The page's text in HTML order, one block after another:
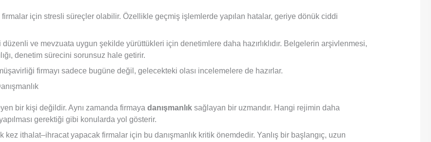
firmalar için stresli süreçler olabilir. Özellikle geçmiş işlemlerde yapılan hatalar, geriye dönük ciddi
ve mevzuata uygun şekilde yürüttükleri için denetimlere daha hazırlıklıdır. Belgelerin arşivlenmesi,
denetim sürecini sorunsuz hale getirir.
firmayı sadece bugüne değil, gelecekteki olası incelemelere de hazırlar.
bir kişi değildir. Aynı zamanda firmaya danışmanlıksağlayan bir uzmandır. Hangi rejimin daha
gerektiği gibi konularda yol gösterir.
ithalat–ihracat yapacak firmalar için bu danışmanlık kritik önemdedir. Yanlış bir başlangıç, uzun